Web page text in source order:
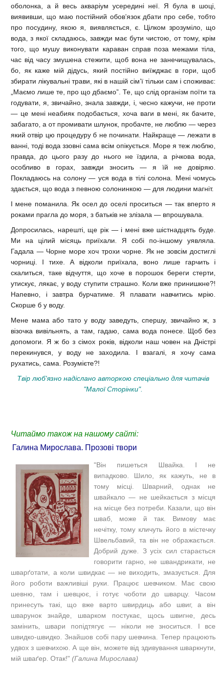
оболонка, а й весь акваріум усередині неї. Я була в шоці,
виявивши, що маю постійний обов’язок дбати про себе, тобто
про посудину, якою я, виявляється, є. Цілком зрозуміло, що
вода, з якої складаюсь, завжди має бути чистою, от тому, крім
того, що мушу виконувати караван справ поза межами тіла,
час від часу змушена стежити, щоб вона не занечищувалась,
бо, як каже мій дідусь, який постійно виїжджає в гори, щоб
збирати лікувальні трави, які в нашій сім’ї тільки сам і споживає:
„Маємо лише те, про що дбаємо”. Те, що слід організм поїти та
годувати, я, звичайно, знала завжди, і, чесно кажучи, не проти
— це мені неабияк подобається, хоча ваги в мені, як бачите,
забагато, а от промивати шлунок, пробачте, не люблю — через
який отвір цю процедуру б не починати. Найкраще — лежати в
ванні, тоді вода ззовні сама всім опікується. Море я теж люблю,
правда, до цього разу до нього не їздила, а річкова вода,
особливо в горах, завжди зносить — я їй не довіряю.
Покладаюсь на солону — уся вода в тілі солона. Мені чомусь
здається, що вода з певною солонинкою — для людини магніт.
І мене поманила. Як осел до оселі проситься — так вперто я
роками прагла до моря, з батьків не злізала — впрошувала.
Допросилась, нарешті, ще рік — і мені вже шістнадцять буде.
Ми на цілий місяць приїхали. Я собі по-іншому уявляла.
Гадала — Чорне море хоч трохи чорне. Як не зовсім достиглі
чорниці. І тихе. А відколи приїхала, воно лише гарчить і
скалиться, таке відчуття, що хоче в порошок береги стерти,
утискує, лякає, у воду ступити страшно. Коли вже принишкне?!
Напевно, і завтра бурчатиме. Я плавати навчитись мрію.
Скорше б у воду.
Мене мама або тато у воду заведуть, спершу, звичайно ж, з
візочка вивільнять, а там, гадаю, сама вода понесе. Щоб без
допомоги. Я ж бо з сімох років, відколи наш човен на Дністрі
перекинувся, у воду не заходила. І взагалі, я хочу сама
рухатись, сама. Розумієте?!
Твір люб'язно надіслано авторкою спеціально для читачів
"Малої Сторінки".
Читаймо також на нашому сайті:
Галина Мирослава. Прозові твори
"Він пишеться Швайка. І не
випадково. Шило, як кажуть, не в
тому місці. Шварний, однак не
швайкало — не шейкається з місця
на місце без потреби. Казали, що він
шваб, може й так. Вимову має
нечітку, тому кличуть його в містечку
Швельбавий, та він не ображається.
Добрий дуже. З усіх сил старається
говорити гарно, не швандрикати, не
шварґотати, а коли швидкає — не виходить, змазується. Для
його роботи важливіші руки. Працює шевчиком. Має свою
шевню, там і шевцює, і готує чоботи до шварцу. Часом
принесуть такі, що вже варто швирдиць або швиг, а він
шварунок знайде, шварком постукає, щось швигне, десь
замінить, швари попідтягує — ніколи не зноситься. І все
швидко-швидко. Знайшов собі пару шевчина. Тепер працюють
удвох з шевчихою. А ще він, можете від здивування шваркнути,
мій шваґер. Отак!" (Галина Мирослава)